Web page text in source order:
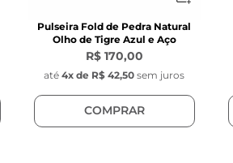
Pulseira Fold de Pedra Natural
Olho de Tigre Azul e Aço
R$ 170,00
até 4x de R$ 42,50 sem juros
COMPRAR